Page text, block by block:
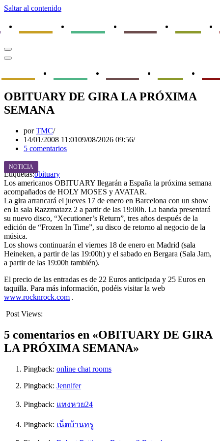
Saltar al contenido
Menú
de
Menú
navegación
OBITUARY DE GIRA LA PRÓXIMA
SEMANA
porTMC
14/01/2008 11:0109/08/2026 09:56
5 comentarios
NOTICIA
Etiquetas:obituary
Los americanos OBITUARY llegarán a España la próxima semana
acompañados de HOLY MOSES y AVATAR.
La gira arrancará el jueves 17 de enero en Barcelona con un show
en la sala Razzmatazz 2 a partir de las 19:00h. La banda presentará
su nuevo disco, “Xecutioner’s Return”, tres años después de la
edición de “Frozen In Time”, su disco de retorno al negocio de la
música.
Los shows continuarán el viernes 18 de enero en Madrid (sala
Heineken, a partir de las 19:00h) y el sabado en Bergara (Sala Jam,
a partir de las 19:00h también).
El precio de las entradas es de 22 Euros anticipada y 25 Euros en
taquilla. Para más información, podéis visitar la web
www.rocknrock.com .
Post Views:
5 comentarios en «OBITUARY DE GIRA
LA PRÓXIMA SEMANA»
Pingback: online chat rooms
Pingback: Jennifer
Pingback: แทงหวย24
Pingback: เน็ตบ้านทรู